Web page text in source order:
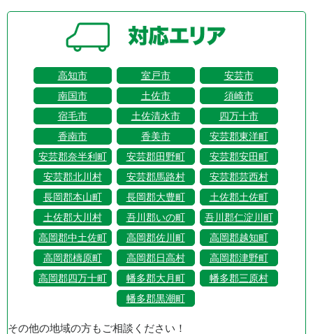
高知市 室戸市
安芸市
南国市
土佐市
須崎市
宿毛市
土佐清水市
四万十市
香南市
香美市
安芸郡東洋町
安芸郡奈半利町
安芸郡田野町
安芸郡安田町
安芸郡北川村
安芸郡馬路村
安芸郡芸西村
長岡郡本山町
長岡郡大豊町
土佐郡土佐町
土佐郡大川村
吾川郡いの町
吾川郡仁淀川町
高岡郡中土佐町
高岡郡佐川町
高岡郡越知町
高岡郡檮原町
高岡郡日高村
高岡郡津野町
高岡郡四万十町
幡多郡大月町
幡多郡三原村
幡多郡黒潮町
その他の地域の方もご相談ください！